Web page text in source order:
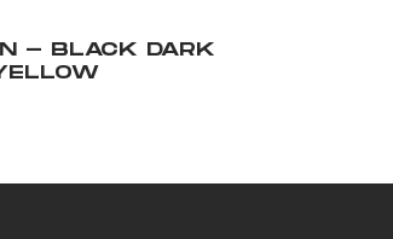
- BLACK DARK